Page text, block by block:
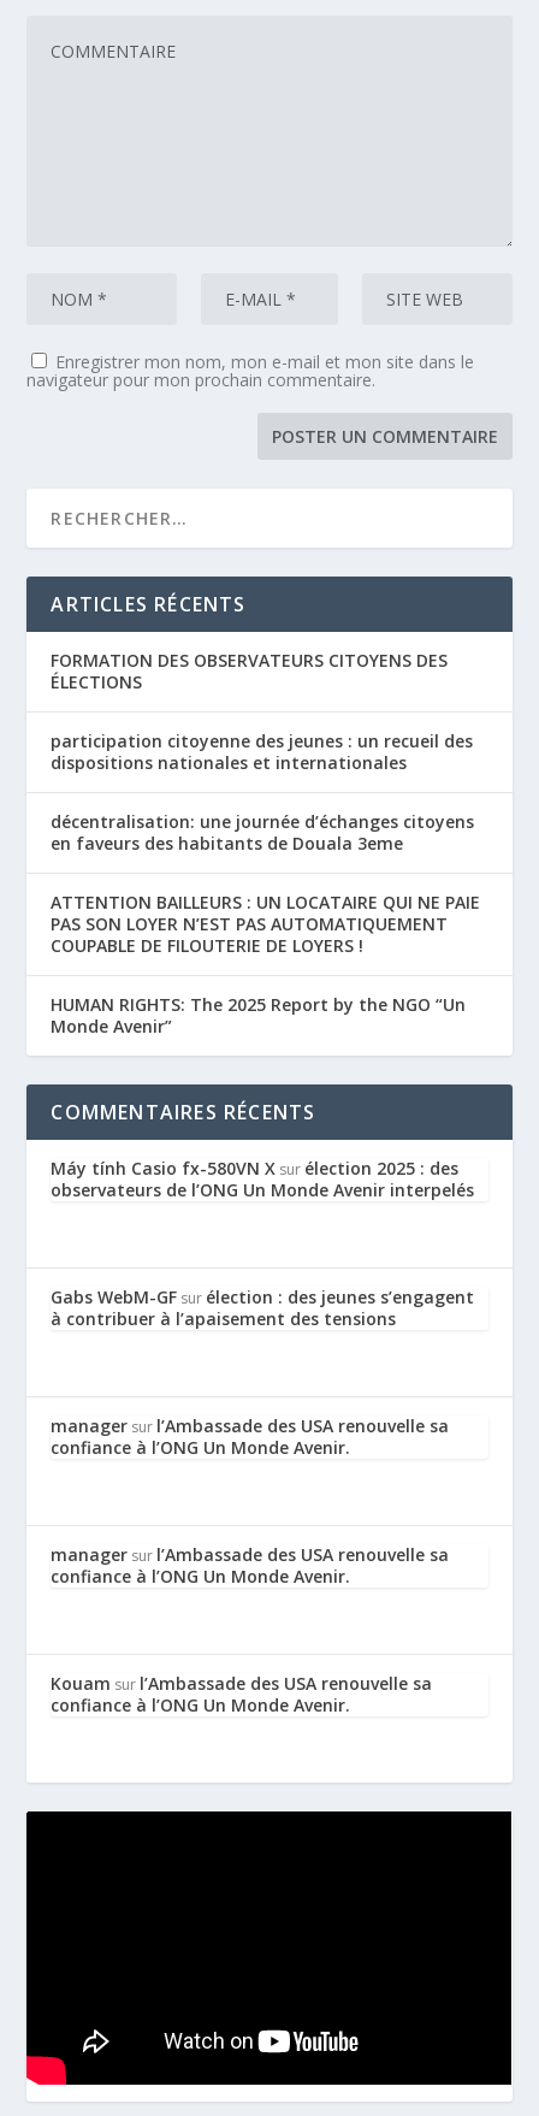
Enregistrer mon nom, mon e-mail et mon site dans le
navigateur pour mon prochain commentaire.
ARTICLES RÉCENTS
FORMATION DES OBSERVATEURS CITOYENS DES
ÉLECTIONS
participation citoyenne des jeunes : un recueil des
dispositions nationales et internationales
décentralisation: une journée d’échanges citoyens
en faveurs des habitants de Douala 3eme
ATTENTION BAILLEURS : UN LOCATAIRE QUI NE PAIE
PAS SON LOYER N’EST PAS AUTOMATIQUEMENT
COUPABLE DE FILOUTERIE DE LOYERS !
HUMAN RIGHTS: The 2025 Report by the NGO “Un
Monde Avenir”
COMMENTAIRES RÉCENTS
Máy tính Casio fx-580VN X sur élection 2025 : des
observateurs de l’ONG Un Monde Avenir interpelés
Gabs WebM-GF sur élection : des jeunes s’engagent
à contribuer à l’apaisement des tensions
manager sur l’Ambassade des USA renouvelle sa
confiance à l’ONG Un Monde Avenir.
manager sur l’Ambassade des USA renouvelle sa
confiance à l’ONG Un Monde Avenir.
Kouam sur l’Ambassade des USA renouvelle sa
confiance à l’ONG Un Monde Avenir.